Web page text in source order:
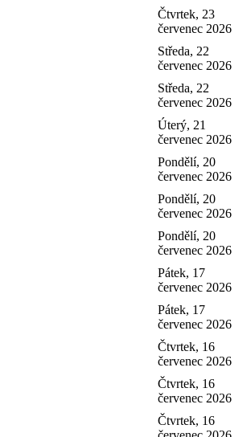
Čtvrtek, 23
červenec 2026
Středa, 22
červenec 2026
Středa, 22
červenec 2026
Úterý, 21
červenec 2026
Pondělí, 20
červenec 2026
Pondělí, 20
červenec 2026
Pondělí, 20
červenec 2026
Pátek, 17
červenec 2026
Pátek, 17
červenec 2026
Čtvrtek, 16
červenec 2026
Čtvrtek, 16
červenec 2026
Čtvrtek, 16